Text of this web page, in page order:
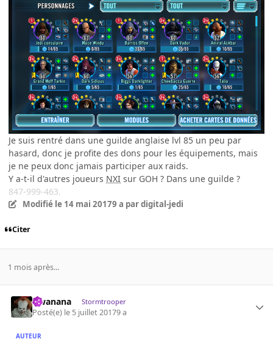
Je suis rentré dans une guilde anglaise lvl 85 un peu par
hasard, donc je profite des dons pour les équipements, mais
je ne peux donc jamais participer aux raids.
Y a-t-il d'autres joueurs NXI sur GOH ? Dans une guilde ?
847-999-463.
Modifié le 14 mai 20179 a par digital-jedi
Citer
1 mois après...
Gwanana Stormtrooper
Posté(e) le 5 juillet 20179 a
AUTEUR